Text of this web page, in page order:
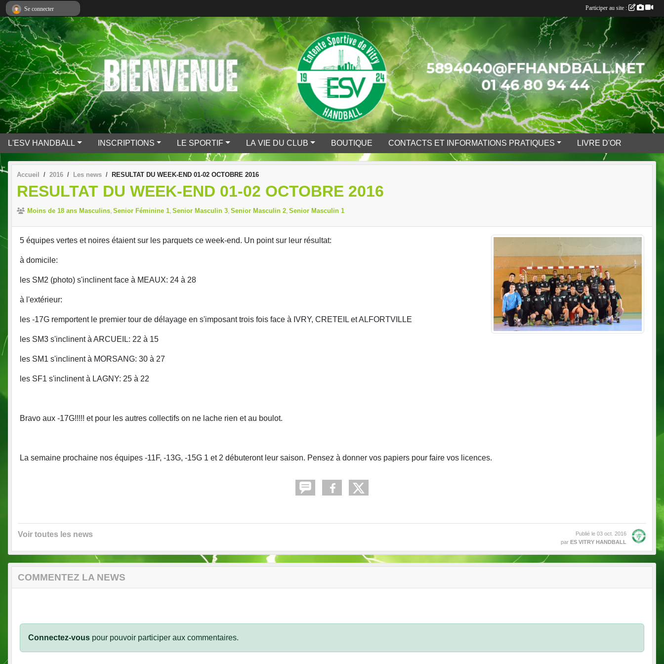
L'ESV HANDBALL INSCRIPTIONS LE SPORTIF LA VIE DU CLUB BOUTIQUE CONTACTS ET INFORMATIONS PRATIQUES LIVRE D'OR
Accueil 2016 Les news RESULTAT DU WEEK-END 01-02 OCTOBRE 2016
RESULTAT DU WEEK-END 01-02 OCTOBRE 2016
Moins de 18 ans Masculins Senior Féminine 1 Senior Masculin 3 Senior Masculin 2 Senior Masculin 1
5 équipes vertes et noires étaient sur les parquets ce week-end. Un point sur leur résultat:
à domicile:
les SM2 (photo) s'inclinent face à MEAUX: 24 à 28
à l'extérieur:
les -17G remportent le premier tour de délayage en s'imposant trois fois face à IVRY, CRETEIL et ALFORTVILLE
les SM3 s'inclinent à ARCUEIL: 22 à 15
les SM1 s'inclinent à MORSANG: 30 à 27
les SF1 s'inclinent à LAGNY: 25 à 22
Bravo aux -17G!!!!! et pour les autres collectifs on ne lache rien et au boulot.
La semaine prochaine nos équipes -11F, -13G, -15G 1 et 2 débuteront leur saison. Pensez à donner vos papiers pour faire vos licences.
Voir toutes les news Publié le 03 oct. 2016
par ES VITRY HANDBALL
COMMENTEZ LA NEWS
Connectez-vous pour pouvoir participer aux commentaires.
Se connecter Participer au site :
Panneau de gestion des cookies